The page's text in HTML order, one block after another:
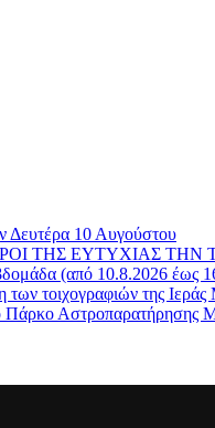
Δευτέρα 10 Αυγούστου
ΤΗΣ ΕΥΤΥΧΙΑΣ
(από 10.8.2026 έως
τοιχογραφιών της
Πάρκο Αστροπαρατήρησης